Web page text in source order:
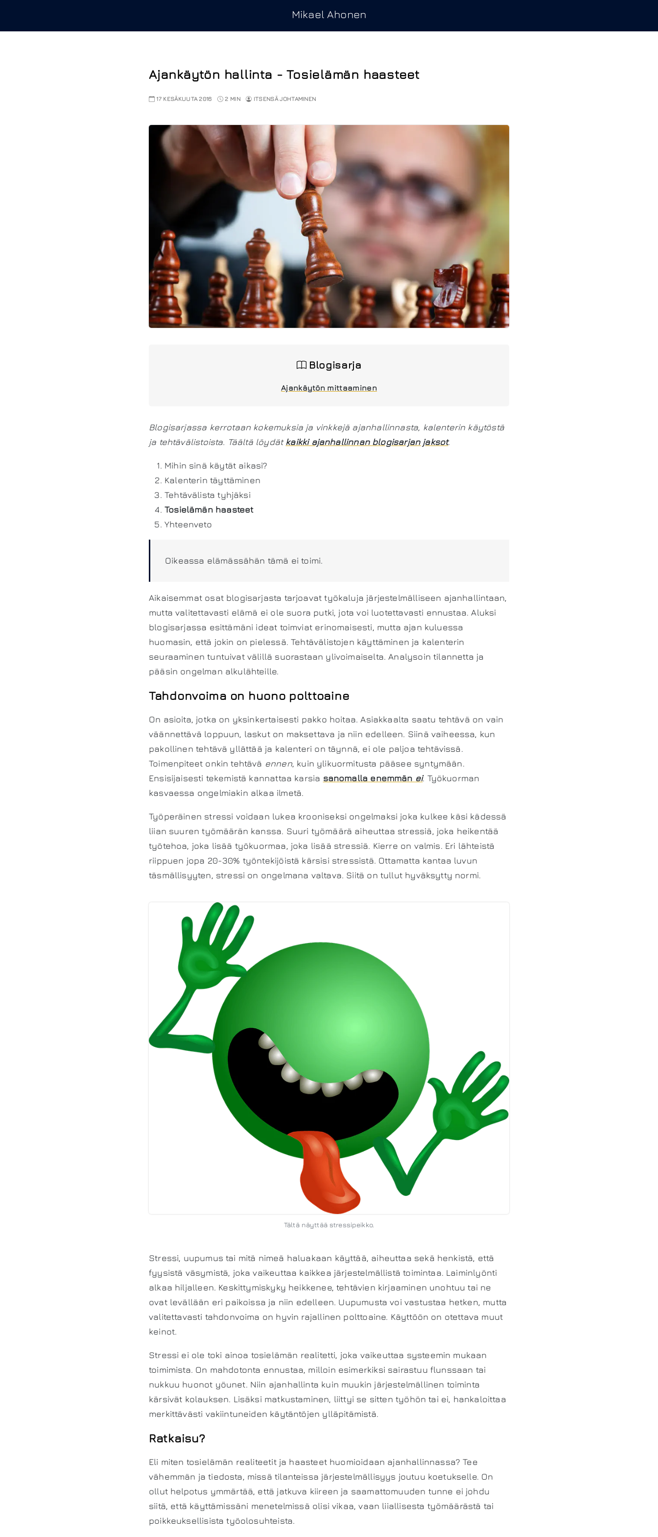
Mikael Ahonen
Ajankäytön hallinta - Tosielämän haasteet
17 KESÄKUUTA 2016 2 MIN ITSENSÄ JOHTAMINEN
Blogisarja
Ajankäytön mittaaminen
Blogisarjassa kerrotaan kokemuksia ja vinkkejä ajanhallinnasta, kalenterin käytöstä
ja tehtävälistoista. Täältä löydät kaikki ajanhallinnan blogisarjan jaksot.
Mihin sinä käytät aikasi?
Kalenterin täyttäminen
Tehtävälista tyhjäksi
Tosielämän haasteet
Yhteenveto
Oikeassa elämässähän tämä ei toimi.
Aikaisemmat osat blogisarjasta tarjoavat työkaluja järjestelmälliseen ajanhallintaan,
mutta valitettavasti elämä ei ole suora putki, jota voi luotettavasti ennustaa. Aluksi
blogisarjassa esittämäni ideat toimviat erinomaisesti, mutta ajan kuluessa
huomasin, että jokin on pielessä. Tehtävälistojen käyttäminen ja kalenterin
seuraaminen tuntuivat välillä suorastaan ylivoimaiselta. Analysoin tilannetta ja
pääsin ongelman alkulähteille.
Tahdonvoima on huono polttoaine
On asioita, jotka on yksinkertaisesti pakko hoitaa. Asiakkaalta saatu tehtävä on vain
väännettävä loppuun, laskut on maksettava ja niin edelleen. Siinä vaiheessa, kun
pakollinen tehtävä yllättää ja kalenteri on täynnä, ei ole paljoa tehtävissä.
Toimenpiteet onkin tehtävä ennen, kuin ylikuormitusta pääsee syntymään.
Ensisijaisesti tekemistä kannattaa karsia sanomalla enemmän ei. Työkuorman
kasvaessa ongelmiakin alkaa ilmetä.
Työperäinen stressi voidaan lukea krooniseksi ongelmaksi joka kulkee käsi kädessä
liian suuren työmäärän kanssa. Suuri työmäärä aiheuttaa stressiä, joka heikentää
työtehoa, joka lisää työkuormaa, joka lisää stressiä. Kierre on valmis. Eri lähteistä
riippuen jopa 20-30% työntekijöistä kärsisi stressistä. Ottamatta kantaa luvun
täsmällisyyten, stressi on ongelmana valtava. Siitä on tullut hyväksytty normi.
Tältä näyttää stressipeikko.
Stressi, uupumus tai mitä nimeä haluakaan käyttää, aiheuttaa sekä henkistä, että
fyysistä väsymistä, joka vaikeuttaa kaikkea järjestelmällistä toimintaa. Laiminlyönti
alkaa hiljalleen. Keskittymiskyky heikkenee, tehtävien kirjaaminen unohtuu tai ne
ovat levällään eri paikoissa ja niin edelleen. Uupumusta voi vastustaa hetken, mutta
valitettavasti tahdonvoima on hyvin rajallinen polttoaine. Käyttöön on otettava muut
keinot.
Stressi ei ole toki ainoa tosielämän realitetti, joka vaikeuttaa systeemin mukaan
toimimista. On mahdotonta ennustaa, milloin esimerkiksi sairastuu flunssaan tai
nukkuu huonot yöunet. Niin ajanhallinta kuin muukin järjestelmällinen toiminta
kärsivät kolauksen. Lisäksi matkustaminen, liittyi se sitten työhön tai ei, hankaloittaa
merkittävästi vakiintuneiden käytäntöjen ylläpitämistä.
Ratkaisu?
Eli miten tosielämän realiteetit ja haasteet huomioidaan ajanhallinnassa? Tee
vähemmän ja tiedosta, missä tilanteissa järjestelmällisyys joutuu koetukselle. On
ollut helpotus ymmärtää, että jatkuva kiireen ja saamattomuuden tunne ei johdu
siitä, että käyttämissäni menetelmissä olisi vikaa, vaan liiallisesta työmäärästä tai
poikkeuksellisista työolosuhteista.